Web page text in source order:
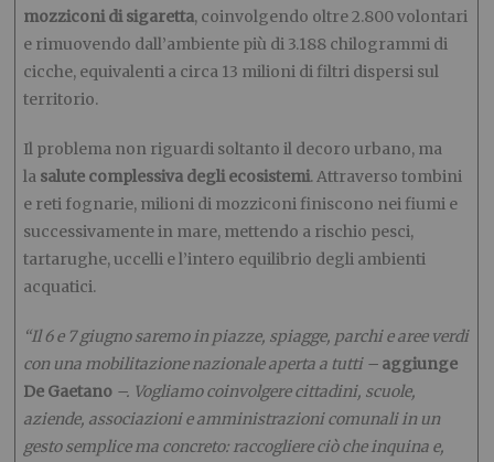
mozziconi di sigaretta, coinvolgendo oltre 2.800 volontari
e rimuovendo dall’ambiente più di 3.188 chilogrammi di
cicche, equivalenti a circa 13 milioni di filtri dispersi sul
territorio.
Il problema non riguardi soltanto il decoro urbano, ma
la salute complessiva degli ecosistemi. Attraverso tombini
e reti fognarie, milioni di mozziconi finiscono nei fiumi e
successivamente in mare, mettendo a rischio pesci,
tartarughe, uccelli e l’intero equilibrio degli ambienti
acquatici.
“Il 6 e 7 giugno saremo in piazze, spiagge, parchi e aree verdi
con una mobilitazione nazionale aperta a tutti – aggiunge
De Gaetano –. Vogliamo coinvolgere cittadini, scuole,
aziende, associazioni e amministrazioni comunali in un
gesto semplice ma concreto: raccogliere ciò che inquina e,